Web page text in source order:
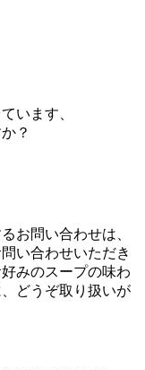
います、
？
お問い合わせは、
い合わせいただき
みのスープの味わ
どうぞ取り扱いが